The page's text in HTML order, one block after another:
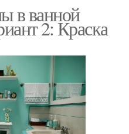
в ванной
2: Краска